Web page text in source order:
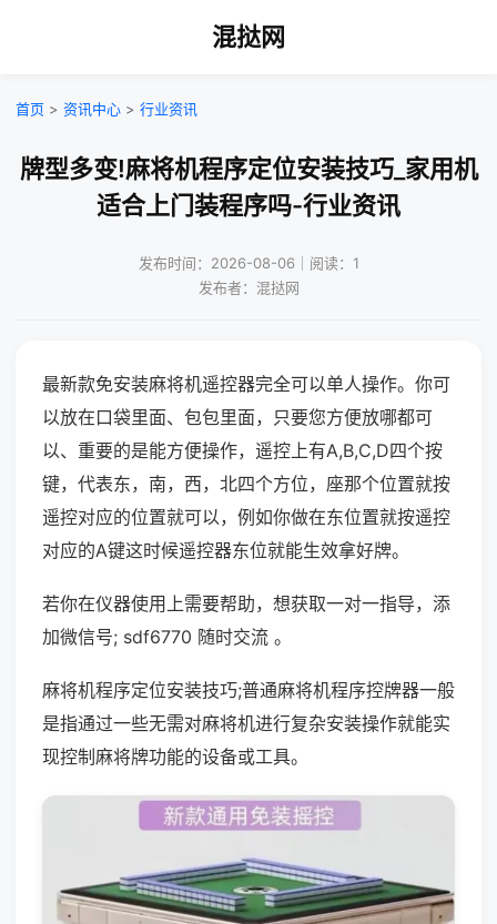
混挞网
首页 > 资讯中心 > 行业资讯
牌型多变!麻将机程序定位安装技巧_家用机
适合上门装程序吗-行业资讯
发布时间：2026-08-06｜阅读：1
发布者：混挞网
最新款免安装麻将机遥控器完全可以单人操作。你可
以放在口袋里面、包包里面，只要您方便放哪都可
以、重要的是能方便操作，遥控上有A,B,C,D四个按
键，代表东，南，西，北四个方位，座那个位置就按
遥控对应的位置就可以，例如你做在东位置就按遥控
对应的A键这时候遥控器东位就能生效拿好牌。
若你在仪器使用上需要帮助，想获取一对一指导，添
加微信号; sdf6770 随时交流 。
麻将机程序定位安装技巧;普通麻将机程序控牌器一般
是指通过一些无需对麻将机进行复杂安装操作就能实
现控制麻将牌功能的设备或工具。